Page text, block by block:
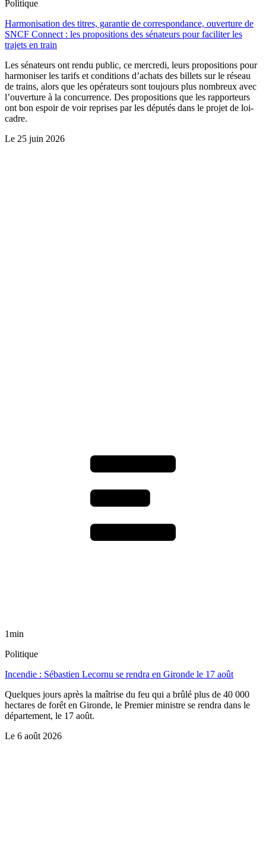
Politique
Harmonisation des titres, garantie de correspondance, ouverture de
SNCF Connect : les propositions des sénateurs pour faciliter les
trajets en train
Les sénateurs ont rendu public, ce mercredi, leurs propositions pour
harmoniser les tarifs et conditions d’achats des billets sur le réseau
de trains, alors que les opérateurs sont toujours plus nombreux avec
l’ouverture à la concurrence. Des propositions que les rapporteurs
ont bon espoir de voir reprises par les députés dans le projet de loi-
cadre.
Le 25 juin 2026
1min
Politique
Incendie : Sébastien Lecornu se rendra en Gironde le 17 août
Quelques jours après la maîtrise du feu qui a brûlé plus de 40 000
hectares de forêt en Gironde, le Premier ministre se rendra dans le
département, le 17 août.
Le 6 août 2026